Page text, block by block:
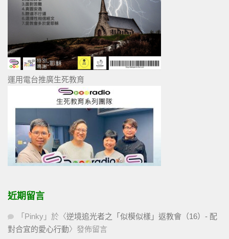
運用電台推廣生死教育
近期留言
「 Pinky 」於〈逆境追光者之「似模似樣」返教會（16）- 配
對合宜的愛心行動〉發佈留言